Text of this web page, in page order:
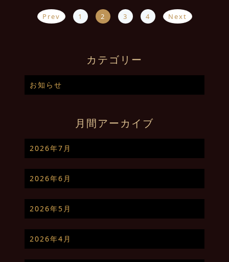
Prev 1 2 3 4 Next
カテゴリー
お知らせ
月間アーカイブ
2026年7月
2026年6月
2026年5月
2026年4月